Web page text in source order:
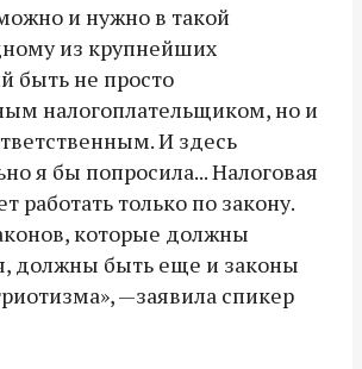
и нужно в такой
из крупнейших
быть не просто
налогоплательщиком, но и
И здесь
я бы попросила... Налоговая
работать только по закону.
которые должны
должны быть еще и законы
—заявила спикер